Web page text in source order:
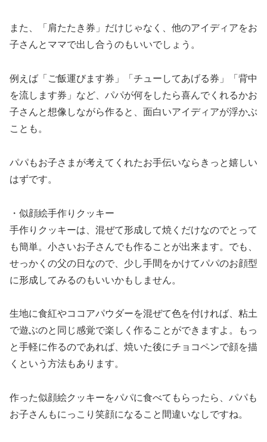
また、「肩たたき券」だけじゃなく、他のアイディアをお
子さんとママで出し合うのもいいでしょう。
例えば「ご飯運びます券」「チューしてあげる券」「背中
を流します券」など、パパが何をしたら喜んでくれるかお
子さんと想像しながら作ると、面白いアイディアが浮かぶ
ことも。
パパもお子さまが考えてくれたお手伝いならきっと嬉しい
はずです。
・似顔絵手作りクッキー
手作りクッキーは、混ぜて形成して焼くだけなのでとって
も簡単。小さいお子さんでも作ることが出来ます。でも、
せっかくの父の日なので、少し手間をかけてパパのお顔型
に形成してみるのもいいかもしません。
生地に食紅やココアパウダーを混ぜて色を付ければ、粘土
で遊ぶのと同じ感覚で楽しく作ることができますよ。もっ
と手軽に作るのであれば、焼いた後にチョコペンで顔を描
くという方法もあります。
作った似顔絵クッキーをパパに食べてもらったら、パパも
お子さんもにっこり笑顔になること間違いなしですね。